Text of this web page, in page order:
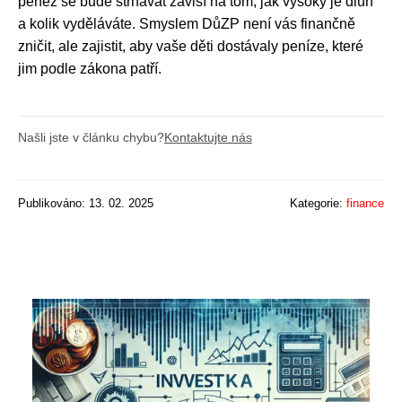
a kolik vyděláváte. Smyslem DůZP není vás finančně
zničit, ale zajistit, aby vaše děti dostávaly peníze, které
jim podle zákona patří.
Našli jste v článku chybu?Kontaktujte nás
Publikováno: 13. 02. 2025 Kategorie: finance